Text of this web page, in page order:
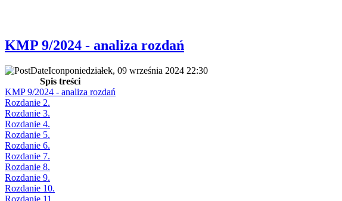
KMP 9/2024 - analiza rozdań
poniedziałek, 09 września 2024 22:30
Spis treści
KMP 9/2024 - analiza rozdań
Rozdanie 2.
Rozdanie 3.
Rozdanie 4.
Rozdanie 5.
Rozdanie 6.
Rozdanie 7.
Rozdanie 8.
Rozdanie 9.
Rozdanie 10.
Rozdanie 11.